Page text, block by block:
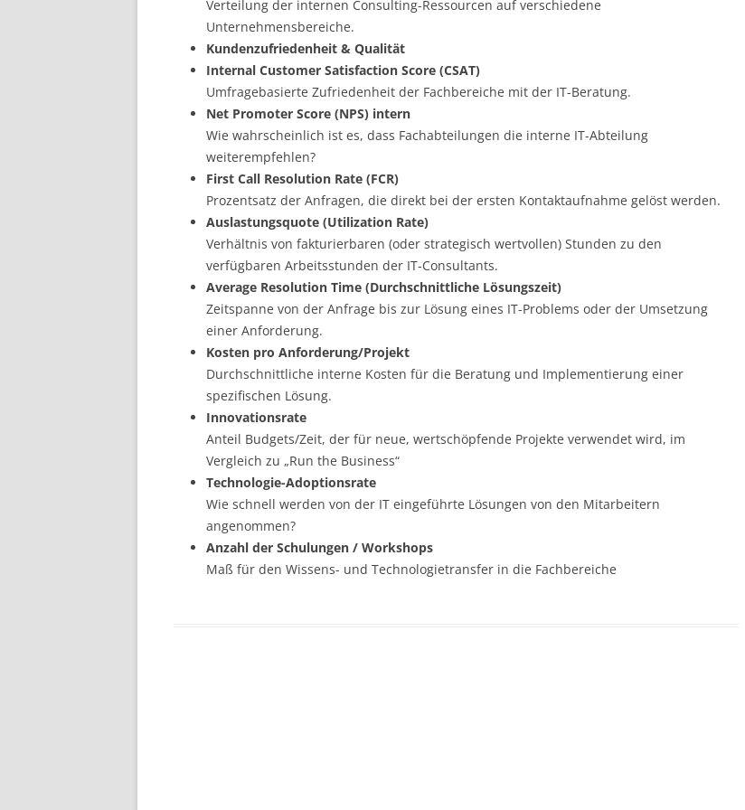
Verteilung der internen Consulting-Ressourcen auf verschiedene
Unternehmensbereiche.
Kundenzufriedenheit & Qualität
Internal Customer Satisfaction Score (CSAT)
Umfragebasierte Zufriedenheit der Fachbereiche mit der IT-Beratung.
Net Promoter Score (NPS) intern
Wie wahrscheinlich ist es, dass Fachabteilungen die interne IT-Abteilung
weiterempfehlen?
First Call Resolution Rate (FCR)
Prozentsatz der Anfragen, die direkt bei der ersten Kontaktaufnahme gelöst werden.
Auslastungsquote (Utilization Rate)
Verhältnis von fakturierbaren (oder strategisch wertvollen) Stunden zu den
verfügbaren Arbeitsstunden der IT-Consultants.
Average Resolution Time (Durchschnittliche Lösungszeit)
Zeitspanne von der Anfrage bis zur Lösung eines IT-Problems oder der Umsetzung
einer Anforderung.
Kosten pro Anforderung/Projekt
Durchschnittliche interne Kosten für die Beratung und Implementierung einer
spezifischen Lösung.
Innovationsrate
Anteil Budgets/Zeit, der für neue, wertschöpfende Projekte verwendet wird, im
Vergleich zu „Run the Business“
Technologie-Adoptionsrate
Wie schnell werden von der IT eingeführte Lösungen von den Mitarbeitern
angenommen?
Anzahl der Schulungen / Workshops
Maß für den Wissens- und Technologietransfer in die Fachbereiche